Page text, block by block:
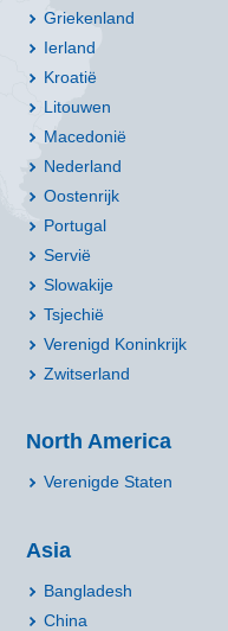
Griekenland
Ierland
Kroatië
Litouwen
Macedonië
Nederland
Oostenrijk
Portugal
Servië
Slowakije
Tsjechië
Verenigd Koninkrijk
Zwitserland
North America
Verenigde Staten
Asia
Bangladesh
China